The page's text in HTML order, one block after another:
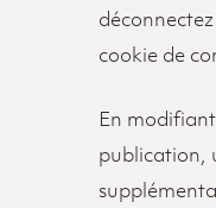
cookie de
En
publication,